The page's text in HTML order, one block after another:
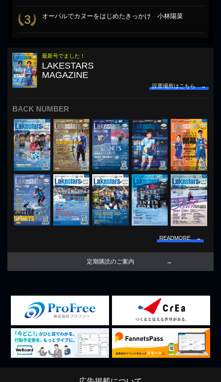
3 オーパルでカヌーをはじめたきっかけ 小林陽菜
最新号でました！
LAKESTARS
MAGAZINE
設置場所はこちら →
BACK NUMBER
READMORE →
定期購読のご案内